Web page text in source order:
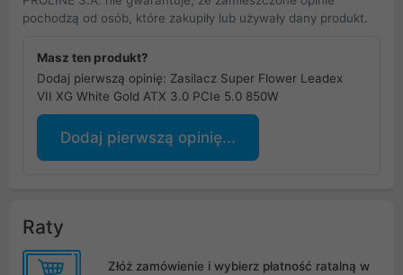
pochodzą od osób, które zakupiły lub używały dany produkt.
Masz ten produkt?
Dodaj pierwszą opinię: Zasilacz Super Flower Leadex
VII XG White Gold ATX 3.0 PCIe 5.0 850W
Dodaj pierwszą opinię...
Raty
Złóż zamówienie i wybierz płatność ratalną w